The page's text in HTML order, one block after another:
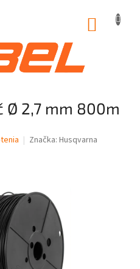
Ø 2,7 mm 800m
Značka: Husqvarna